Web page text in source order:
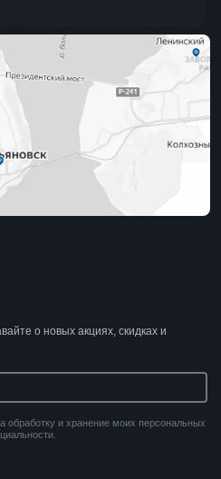
о новых акциях, скидках и
обработку и хранение моих персональных